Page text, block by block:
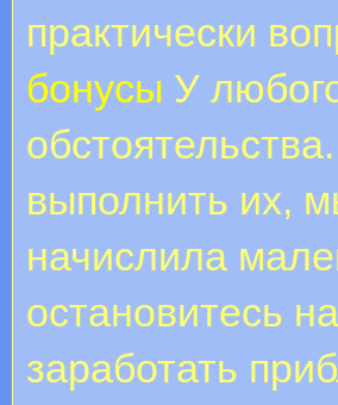
практически
бонусы У
выполнить их,
начислила
остановитесь
заработать